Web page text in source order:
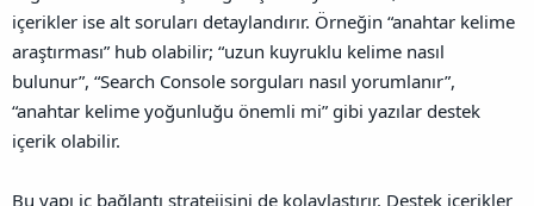
içerikler ise alt soruları detaylandırır. Örneğin “anahtar kelime
araştırması” hub olabilir; “uzun kuyruklu kelime nasıl
bulunur”, “Search Console sorguları nasıl yorumlanır”,
“anahtar kelime yoğunluğu önemli mi” gibi yazılar destek
içerik olabilir.
Bu yapı iç bağlantı stratejisini de kolaylaştırır. Destek içerikler